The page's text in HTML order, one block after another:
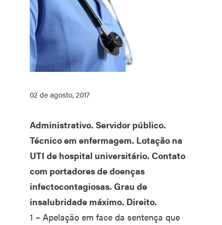
02 de agosto, 2017
Administrativo. Servidor público.
Técnico em enfermagem. Lotação na
UTI de hospital universitário. Contato
com portadores de doenças
infectocontagiosas. Grau de
insalubridade máximo. Direito.
1 – Apelação em face da sentença que